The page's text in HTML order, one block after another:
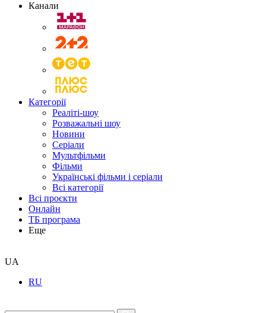
Канали
Категорії
Реаліті-шоу
Розважальні шоу
Новини
Серіали
Мультфільми
Фільми
Українські фільми і серіали
Всі категорії
Всі проєкти
Онлайн
ТБ програма
Еще
UA
RU